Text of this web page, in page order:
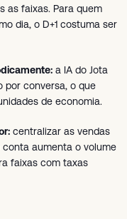
as faixas. Para quem
dia, o D+1 costuma ser
a IA do Jota
por conversa, o que
de economia.
centralizar as vendas
aumenta o volume
faixas com taxas